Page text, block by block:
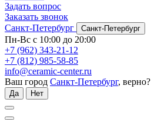
Задать вопрос
Заказать звонок
Санкт-Петербург
Санкт-Петербург
Пн-Вс с 10:00 до 20:00
+7 (962) 343-21-12
+7 (812) 985-58-85
info@ceramic-center.ru
Ваш город Санкт-Петербург, верно?
Да Нет